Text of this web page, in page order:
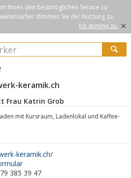
Ihnen den bestmöglichen Service zu
stimmen Sie der Nutzung zu.
Ich stimme zu. ×
keramik.ch
Frau Katrin Grob
mit Kursraum, Ladenlokal und Kaffee-
keramik.ch/
385 39 47